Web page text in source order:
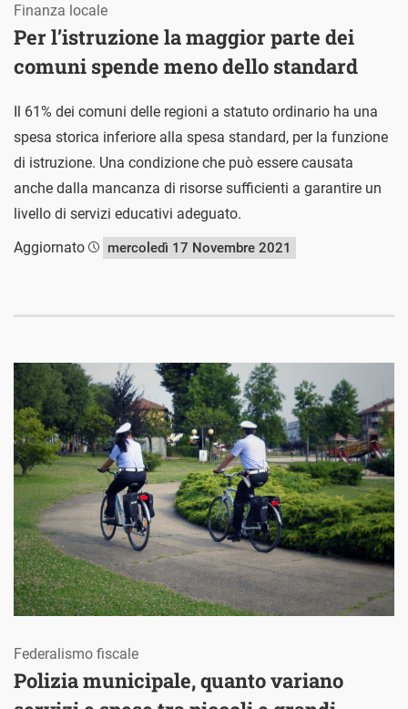
Per l’istruzione la maggior parte dei
comuni spende meno dello standard
Finanza locale
Il 61% dei comuni delle regioni a statuto ordinario ha una
spesa storica inferiore alla spesa standard, per la funzione
di istruzione. Una condizione che può essere causata
anche dalla mancanza di risorse sufficienti a garantire un
livello di servizi educativi adeguato.
Aggiornato
mercoledì 17 Novembre 2021
Polizia municipale, quanto variano
Federalismo fiscale